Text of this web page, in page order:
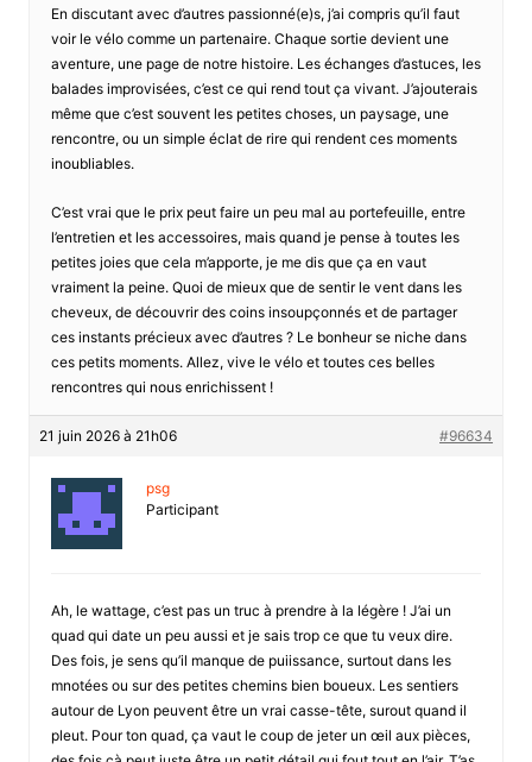
En discutant avec d’autres passionné(e)s, j’ai compris qu’il faut
voir le vélo comme un partenaire. Chaque sortie devient une
aventure, une page de notre histoire. Les échanges d’astuces, les
balades improvisées, c’est ce qui rend tout ça vivant. J’ajouterais
même que c’est souvent les petites choses, un paysage, une
rencontre, ou un simple éclat de rire qui rendent ces moments
inoubliables.
C’est vrai que le prix peut faire un peu mal au portefeuille, entre
l’entretien et les accessoires, mais quand je pense à toutes les
petites joies que cela m’apporte, je me dis que ça en vaut
vraiment la peine. Quoi de mieux que de sentir le vent dans les
cheveux, de découvrir des coins insoupçonnés et de partager
ces instants précieux avec d’autres ? Le bonheur se niche dans
ces petits moments. Allez, vive le vélo et toutes ces belles
rencontres qui nous enrichissent !
21 juin 2026 à 21h06 #96634
psg
Participant
Ah, le wattage, c’est pas un truc à prendre à la légère ! J’ai un
quad qui date un peu aussi et je sais trop ce que tu veux dire.
Des fois, je sens qu’il manque de puiissance, surtout dans les
mnotées ou sur des petites chemins bien boueux. Les sentiers
autour de Lyon peuvent être un vrai casse-tête, surout quand il
pleut. Pour ton quad, ça vaut le coup de jeter un œil aux pièces,